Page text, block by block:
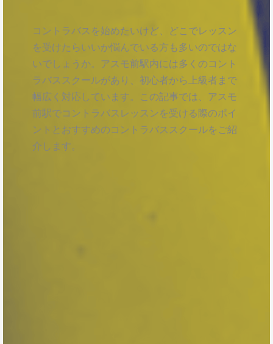
コントラバスを始めたいけど、どこでレッスン
を受けたらいいか悩んでいる方も多いのではな
いでしょうか。アスモ前駅内には多くのコント
ラバススクールがあり、初心者から上級者まで
幅広く対応しています。この記事では、アスモ
前駅でコントラバスレッスンを受ける際のポイ
ントとおすすめのコントラバススクールをご紹
介します。